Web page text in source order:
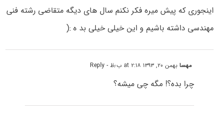
اینجوری که پیش میره فکر نکنم سال های دیگه متقاضی رشته فنی
مهندسی داشته باشیم و این خیلی خیلی بد ه :(
مهسابهمن ۲۰, ۱۳۹۳ at ۲:۱۸ ب٫ظ - Reply
چرا بده؟! مگه چی میشه؟